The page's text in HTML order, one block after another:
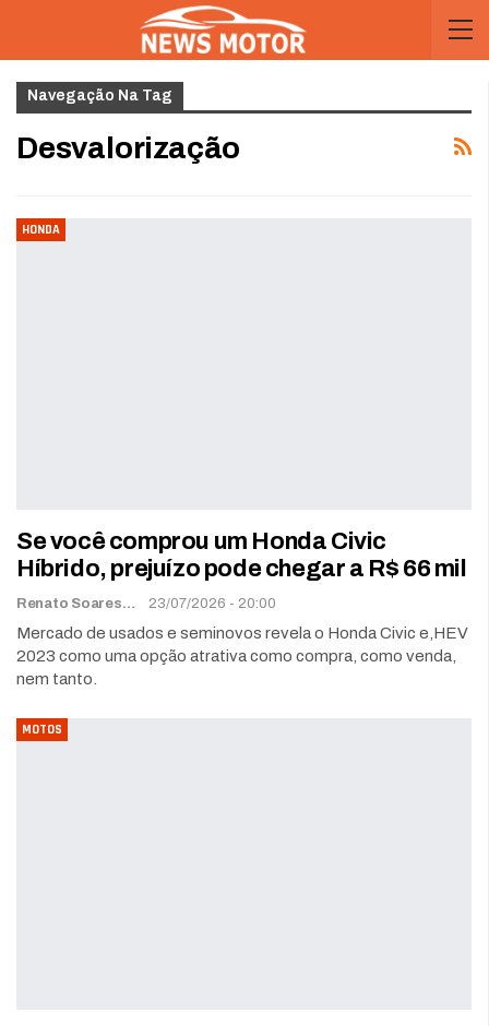
Navegação Na Tag
Desvalorização
HONDA
Se você comprou um Honda Civic
Híbrido, prejuízo pode chegar a R$ 66 mil
Renato Soares 23/07/2026 - 20:00
Mercado de usados e seminovos revela o Honda Civic e,HEV
2023 como uma opção atrativa como compra, como venda,
nem tanto.
MOTOS